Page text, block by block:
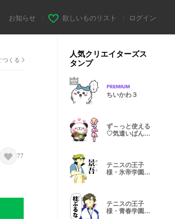
お知らせ 欲しいものリスト ログイン
つくる
77
人気クリエイターズス
タンプ
ちいかわ３
ず～っと使える
♡気遣いぱんだ
テニスの王子
様・氷帝学園×
テニスの王子
様・青春学園×